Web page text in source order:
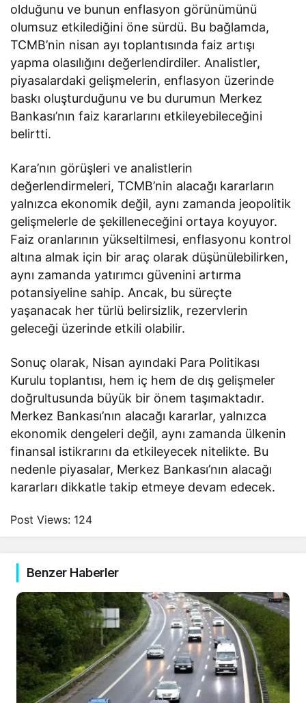
olduğunu ve bunun enflasyon görünümünü
olumsuz etkilediğini öne sürdü. Bu bağlamda,
TCMB’nin nisan ayı toplantısında faiz artışı
yapma olasılığını değerlendirdiler. Analistler,
piyasalardaki gelişmelerin, enflasyon üzerinde
baskı oluşturduğunu ve bu durumun Merkez
Bankası’nın faiz kararlarını etkileyebileceğini
belirtti.
Kara’nın görüşleri ve analistlerin
değerlendirmeleri, TCMB’nin alacağı kararların
yalnızca ekonomik değil, aynı zamanda jeopolitik
gelişmelerle de şekilleneceğini ortaya koyuyor.
Faiz oranlarının yükseltilmesi, enflasyonu kontrol
altına almak için bir araç olarak düşünülebilirken,
aynı zamanda yatırımcı güvenini artırma
potansiyeline sahip. Ancak, bu süreçte
yaşanacak her türlü belirsizlik, rezervlerin
geleceği üzerinde etkili olabilir.
Sonuç olarak, Nisan ayındaki Para Politikası
Kurulu toplantısı, hem iç hem de dış gelişmeler
doğrultusunda büyük bir önem taşımaktadır.
Merkez Bankası’nın alacağı kararlar, yalnızca
ekonomik dengeleri değil, aynı zamanda ülkenin
finansal istikrarını da etkileyecek nitelikte. Bu
nedenle piyasalar, Merkez Bankası’nın alacağı
kararları dikkatle takip etmeye devam edecek.
Post Views: 124
Benzer Haberler